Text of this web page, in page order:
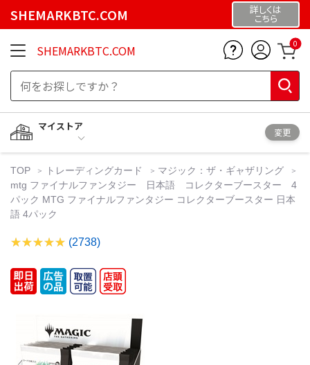
SHEMARKBTC.COM 詳しくは
こちら
SHEMARKBTC.COM 0
マイストア
変更
TOP トレーディングカード
マジック：ザ・ギャザリング
mtg ファイナルファンタジー 日本語 コレクターブースター 4
パック MTG ファイナルファンタジー コレクターブースター 日本
語 4パック
(2738)